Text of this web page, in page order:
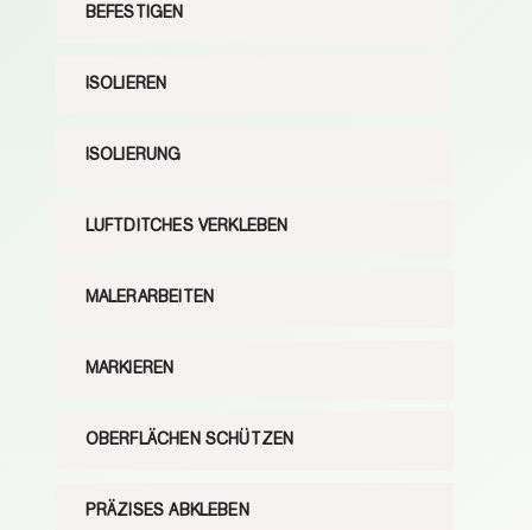
BEFESTIGEN
ISOLIEREN
ISOLIERUNG
LUFTDITCHES VERKLEBEN
MALERARBEITEN
MARKIEREN
OBERFLÄCHEN SCHÜTZEN
PRÄZISES ABKLEBEN